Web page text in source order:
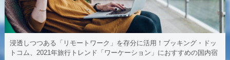
浸透しつつある「リモートワーク」を存分に活用！ブッキング・ドッ
トコム、2021年旅行トレンド「ワーケーション」におすすめの国内宿